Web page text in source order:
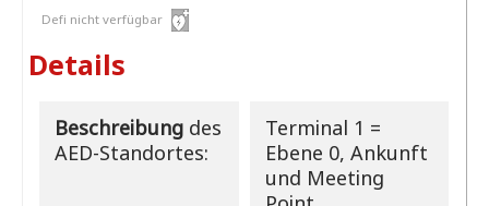
Defi nicht verfügbar
Details
Beschreibungdes
AED-Standortes:
Terminal 1 =
Ebene 0, Ankunft
und Meeting